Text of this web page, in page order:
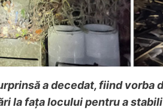
a decedat, fiind
la fața locului pentru a